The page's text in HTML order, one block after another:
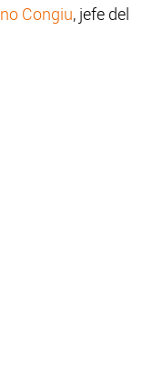
Congiu, jefe del